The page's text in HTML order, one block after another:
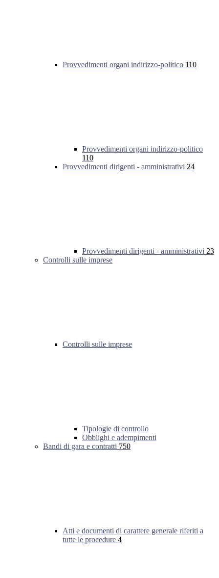
Provvedimenti organi indirizzo-politico 110
Provvedimenti organi indirizzo-politico
110
Provvedimenti dirigenti - amministrativi 24
Provvedimenti dirigenti - amministrativi 23
Controlli sulle imprese
Controlli sulle imprese
Tipologie di controllo
Obblighi e adempimenti
Bandi di gara e contratti 750
Atti e documenti di carattere generale riferiti a
tutte le procedure 4